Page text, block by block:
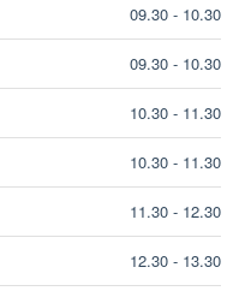
09.30 - 10.30
09.30 - 10.30
10.30 - 11.30
10.30 - 11.30
11.30 - 12.30
12.30 - 13.30